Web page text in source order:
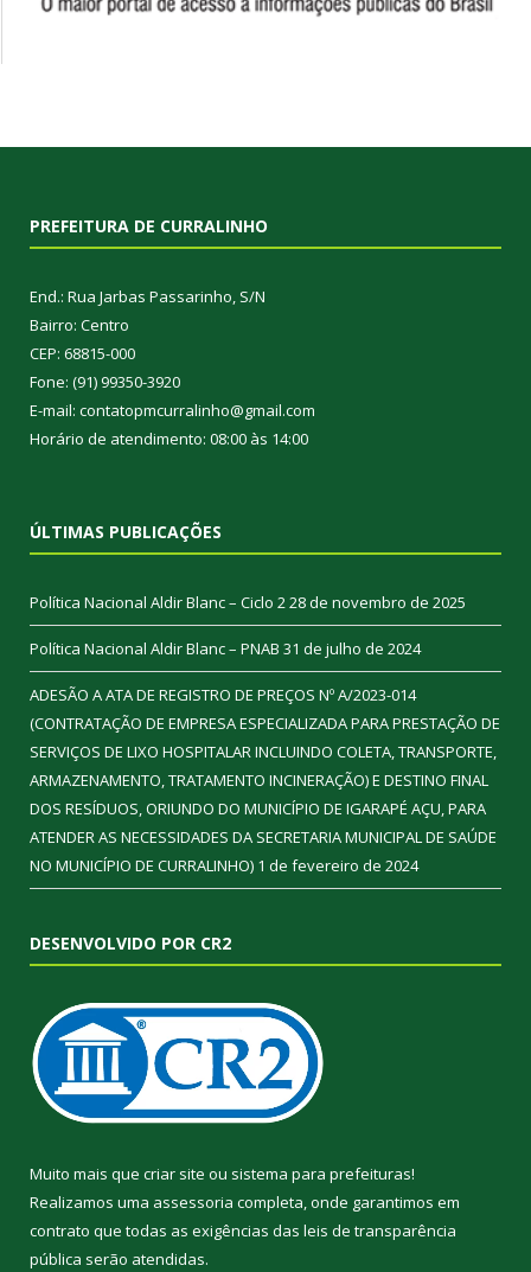
PREFEITURA DE CURRALINHO
End.: Rua Jarbas Passarinho, S/N
Bairro: Centro
CEP: 68815-000
Fone: (91) 99350-3920
E-mail: contatopmcurralinho@gmail.com
Horário de atendimento: 08:00 às 14:00
ÚLTIMAS PUBLICAÇÕES
Política Nacional Aldir Blanc – Ciclo 228 de novembro de 2025
Política Nacional Aldir Blanc – PNAB 31 de julho de 2024
ADESÃO A ATA DE REGISTRO DE PREÇOS Nº A/2023-014
(CONTRATAÇÃO DE EMPRESA ESPECIALIZADA PARA PRESTAÇÃO DE
SERVIÇOS DE LIXO HOSPITALAR INCLUINDO COLETA, TRANSPORTE,
ARMAZENAMENTO, TRATAMENTO INCINERAÇÃO) E DESTINO FINAL
DOS RESÍDUOS, ORIUNDO DO MUNICÍPIO DE IGARAPÉ AÇU, PARA
ATENDER AS NECESSIDADES DA SECRETARIA MUNICIPAL DE SAÚDE
NO MUNICÍPIO DE CURRALINHO) 1 de fevereiro de 2024
DESENVOLVIDO POR CR2
Muito mais que criar site ou sistema para prefeituras!
Realizamos uma assessoria completa, onde garantimos em
contrato que todas as exigências das leis de transparência
pública serão atendidas.